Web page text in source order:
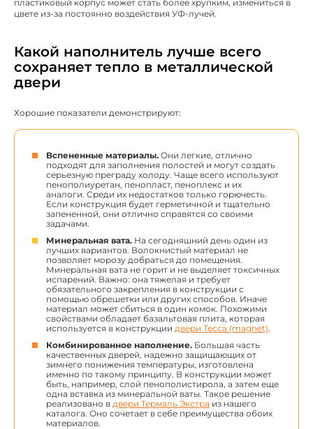
пластиковый корпус может стать более хрупким, измениться в
цвете из-за постоянно воздействия УФ-лучей.
Какой наполнитель лучше всего
сохраняет тепло в металлической
двери
Хорошие показатели демонстрируют:
Вспененные материалы. Они легкие, отлично
подходят для заполнения полостей и могут создать
серьезную преграду холоду. Чаще всего используют
пенополиуретан, пенопласт, пеноплекс и их
аналоги. Среди их недостатков только горючесть.
Если конструкция будет герметичной и тщательно
запененной, они отлично справятся со своими
задачами.
Минеральная вата. На сегодняшний день один из
лучших вариантов. Волокнистый материал не
позволяет морозу добраться до помещения.
Минеральная вата не горит и не выделяет токсичных
испарений. Важно: она тяжелая и требует
обязательного закрепления в конструкции с
помощью обрешетки или других способов. Иначе
материал может сбиться в один комок. Похожими
свойствами обладает базальтовая плита, которая
используется в конструкции двери Тесса (magnet).
Комбинированное наполнение. Большая часть
качественных дверей, надежно защищающих от
зимнего понижения температуры, изготовлена
именно по такому принципу. В конструкции может
быть, например, слой пенополистирола, а затем еще
одна вставка из минеральной ваты. Такое решение
реализовано в двери Термаль Экстра из нашего
каталога. Оно сочетает в себе преимущества обоих
материалов.